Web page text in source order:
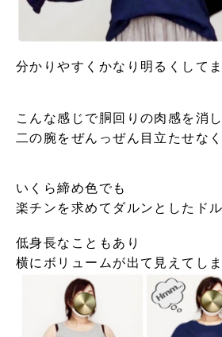
分かりやすくかなり明るくしてま
こんな感じで胴回りの肉感を消
二の腕をぜんっぜん目立たせな
いくら締め色でも
楽チンを求めてダルンとしたド
低身長なこともあり
横にボリュームが出て見えてし